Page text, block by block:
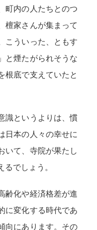
町内の人たちとのつ
檀家さんが集まって
こういった、ともす
と煙たがられそうな
根底で支えていたと
識というよりは、慣
日本の人々の幸せに
いて、寺院が果たし
でしょう。
齢化や経済格差が進
に変化する時代であ
向にあります。その